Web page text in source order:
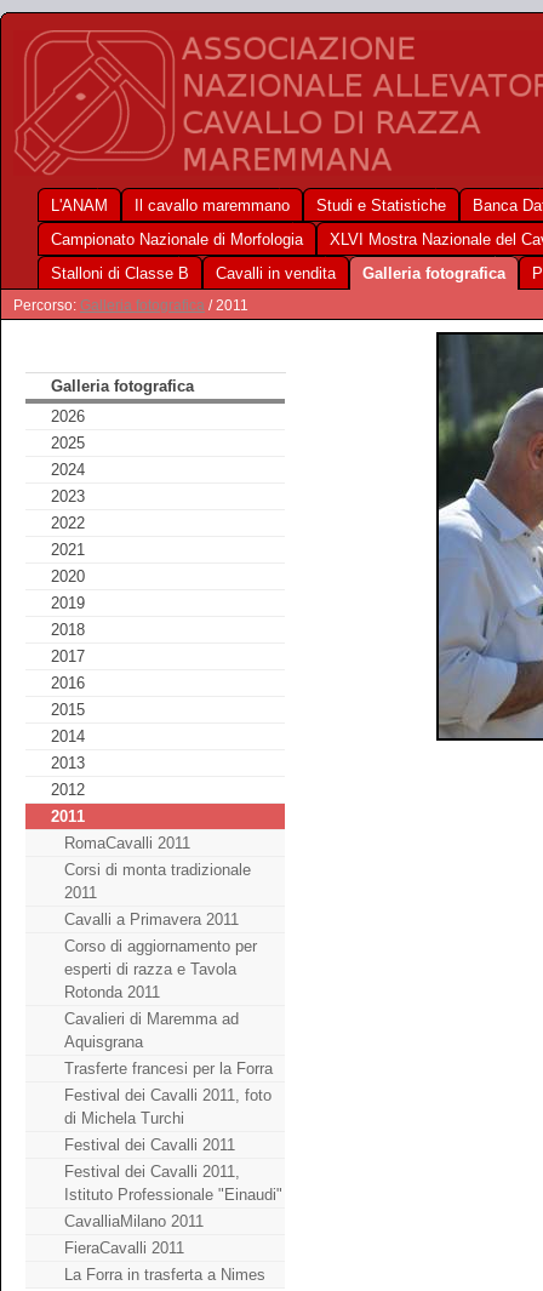
L'ANAM Il cavallo maremmano Studi e Statistiche
Banca
Campionato Nazionale di Morfologia
XLVI Mostra Nazionale del
Stalloni di Classe B
Cavalli in vendita Galleria fotografica
Percorso: Galleria fotografica / 2011
Galleria fotografica
2026
2025
2024
2023
2022
2021
2020
2019
2018
2017
2016
2015
2014
2013
2012
2011
RomaCavalli 2011
Corsi di monta tradizionale
2011
Cavalli a Primavera 2011
Corso di aggiornamento per
esperti di razza e Tavola
Rotonda 2011
Cavalieri di Maremma ad
Aquisgrana
Trasferte francesi per la Forra
Festival dei Cavalli 2011, foto
di Michela Turchi
Festival dei Cavalli 2011
Festival dei Cavalli 2011,
Istituto Professionale "Einaudi"
CavalliaMilano 2011
FieraCavalli 2011
La Forra in trasferta a Nimes